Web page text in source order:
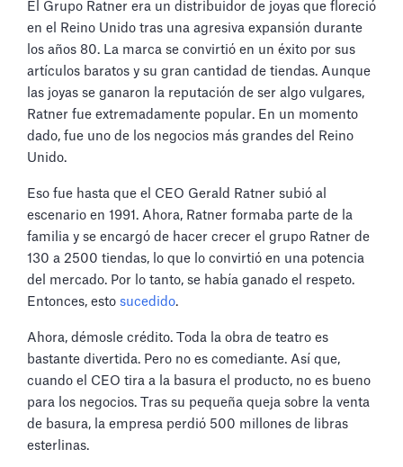
El Grupo Ratner era un distribuidor de joyas que floreció
en el Reino Unido tras una agresiva expansión durante
los años 80. La marca se convirtió en un éxito por sus
artículos baratos y su gran cantidad de tiendas. Aunque
las joyas se ganaron la reputación de ser algo vulgares,
Ratner fue extremadamente popular. En un momento
dado, fue uno de los negocios más grandes del Reino
Unido.
Eso fue hasta que el CEO Gerald Ratner subió al
escenario en 1991. Ahora, Ratner formaba parte de la
familia y se encargó de hacer crecer el grupo Ratner de
130 a 2500 tiendas, lo que lo convirtió en una potencia
del mercado. Por lo tanto, se había ganado el respeto.
Entonces, esto sucedido.
Ahora, démosle crédito. Toda la obra de teatro es
bastante divertida. Pero no es comediante. Así que,
cuando el CEO tira a la basura el producto, no es bueno
para los negocios. Tras su pequeña queja sobre la venta
de basura, la empresa perdió 500 millones de libras
esterlinas.